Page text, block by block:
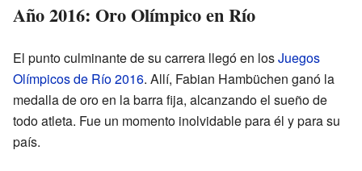
Año 2016: Oro Olímpico en Río
El punto culminante de su carrera llegó en losJuegos
Olímpicos de Río 2016. Allí, Fabian Hambüchen ganó la
medalla de oro en la barra fija, alcanzando el sueño de
todo atleta. Fue un momento inolvidable para él y para su
país.